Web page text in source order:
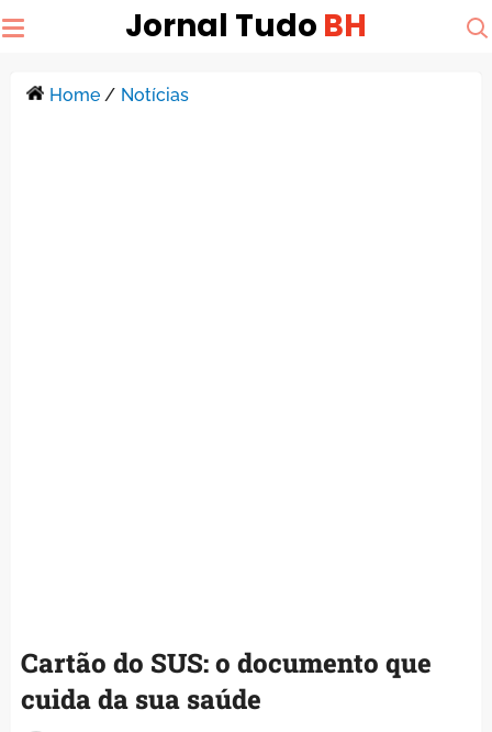
Jornal Tudo BH
Home/ Notícias
Cartão do SUS: o documento que
cuida da sua saúde